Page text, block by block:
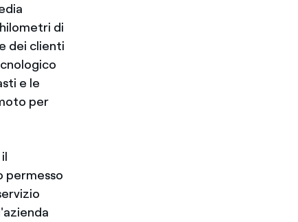
di
dei clienti
e le
per
permesso